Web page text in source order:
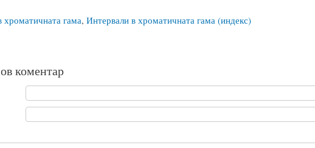
хроматичната гама, Интервали в хроматичната гама (индекс)
коментар